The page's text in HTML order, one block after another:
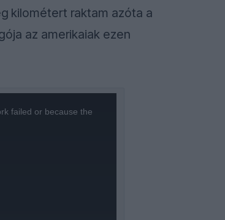
kilométert raktam azóta a
az amerikaiak ezen
failed or because the